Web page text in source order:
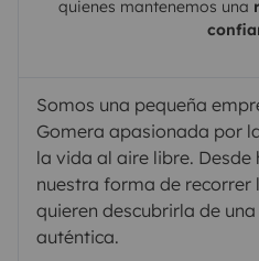
quienes mantenemos una
Somos una pequeña
Gomera apasionada por
la vida al aire libre.
nuestra forma de recorrer
quieren descubrirla de
auténtica.